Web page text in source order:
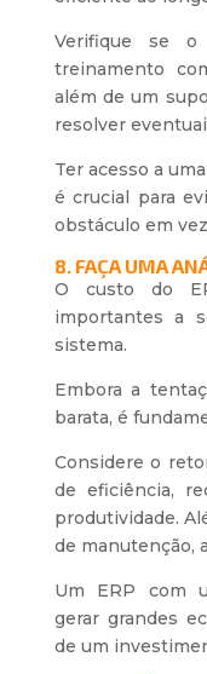
Verifique se o
treinamento
além de um
resolver
Ter acesso a
é crucial para
obstáculo em
8. FAÇA UMA
O custo do
importantes a
sistema.
Embora a
barata, é
Considere o
de eficiência,
produtividade.
de manutenção,
Um ERP com
gerar grandes
de um